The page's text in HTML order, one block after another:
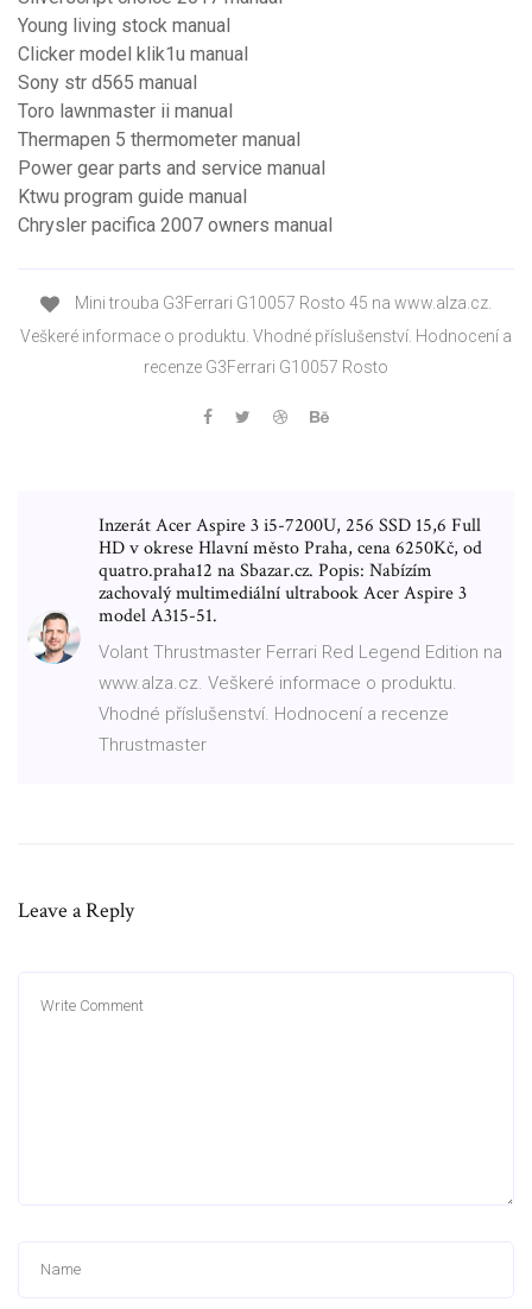
Young living stock manual
Clicker model klik1u manual
Sony str d565 manual
Toro lawnmaster ii manual
Thermapen 5 thermometer manual
Power gear parts and service manual
Ktwu program guide manual
Chrysler pacifica 2007 owners manual
Mini trouba G3Ferrari G10057 Rosto 45 na www.alza.cz.
Veškeré informace o produktu. Vhodné příslušenství. Hodnocení a
recenze G3Ferrari G10057 Rosto
Inzerát Acer Aspire 3 i5-7200U, 256 SSD 15,6 Full
HD v okrese Hlavní město Praha, cena 6250Kč, od
quatro.praha12 na Sbazar.cz. Popis: Nabízím
zachovalý multimediální ultrabook Acer Aspire 3
model A315-51.
Volant Thrustmaster Ferrari Red Legend Edition na
www.alza.cz. Veškeré informace o produktu.
Vhodné příslušenství. Hodnocení a recenze
Thrustmaster
Leave a Reply